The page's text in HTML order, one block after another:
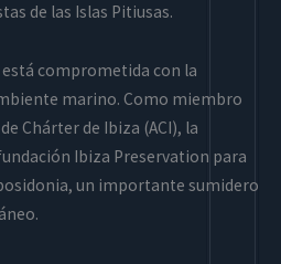
de las Islas Pitiusas.
comprometida con la
marino. Como miembro
Chárter de Ibiza (ACI), la
Ibiza Preservation para
un importante sumidero